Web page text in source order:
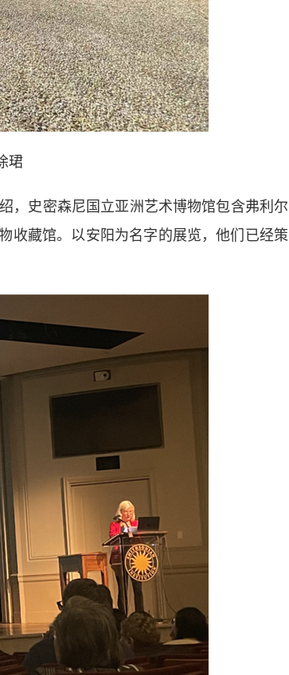
珺
史密森尼国立亚洲艺术博物馆包含弗利尔
收藏馆。以安阳为名字的展览，他们已经策